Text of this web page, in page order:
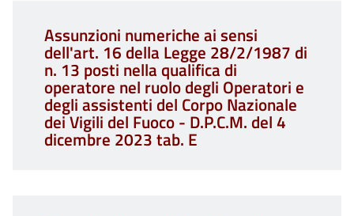
Assunzioni numeriche ai sensi
dell'art. 16 della Legge 28/2/1987 di
n. 13 posti nella qualifica di
operatore nel ruolo degli Operatori e
degli assistenti del Corpo Nazionale
dei Vigili del Fuoco - D.P.C.M. del 4
dicembre 2023 tab. E